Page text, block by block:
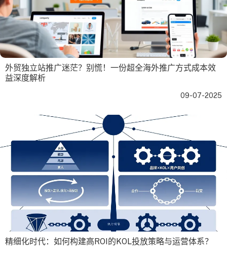
外贸独立站推广迷茫？别慌！一份超全海外推广方式成本效
益深度解析
09-07-2025
精细化时代：如何构建高ROI的KOL投放策略与运营体系？